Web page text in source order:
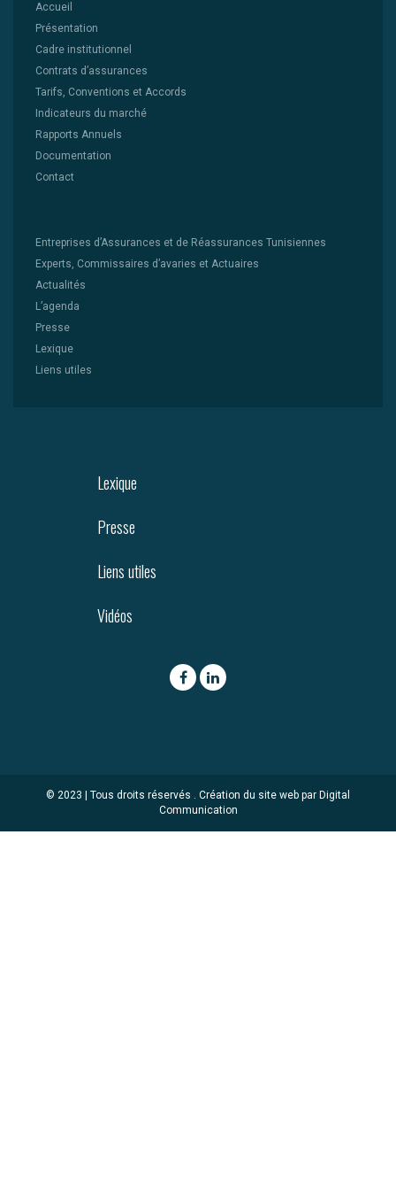
Accueil
Présentation
Cadre institutionnel
Contrats d’assurances
Tarifs, Conventions et Accords
Indicateurs du marché
Rapports Annuels
Documentation
Contact
Entreprises d’Assurances et de Réassurances Tunisiennes
Experts, Commissaires d’avaries et Actuaires
Actualités
L’agenda
Presse
Lexique
Liens utiles
Lexique
Presse
Liens utiles
Vidéos
© 2023 | Tous droits réservés . Création du site web par Digital
Communication